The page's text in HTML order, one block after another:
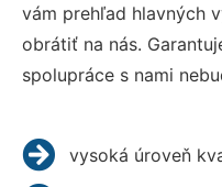
vám prehľad hlavných
obrátiť na nás.
spolupráce s nami
vysoká úroveň